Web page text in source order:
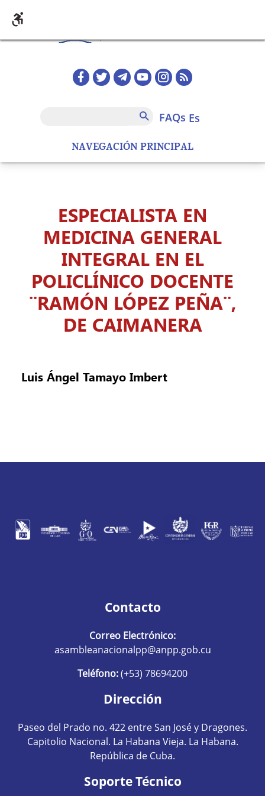
NAVEGACIÓN PRINCIPAL
Redes sociales home
FAQs
FAQs es
ESPECIALISTA EN
MEDICINA GENERAL
INTEGRAL EN EL
POLICLÍNICO DOCENTE
¨RAMÓN LÓPEZ PEÑA¨,
DE CAIMANERA
Luis Ángel Tamayo Imbert
Contacto
Correo Electrónico:
asambleanacionalpp@anpp.gob.cu
Teléfono:(+53) 78694200
Dirección
Paseo del Prado no. 422 entre San José y Dragones.
Capitolio Nacional. La Habana Vieja. La Habana.
República de Cuba.
Soporte Técnico